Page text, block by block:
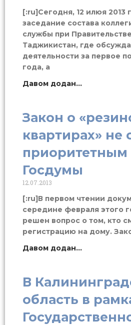
[:ru]Сегодня, 12 илюя 2013
заседание состава
службы при
Таджикистан, где
деятельности за первое
года, а
Давом додан...
Закон о
квартирах» не
приоритетным
Госдумы
12.07.2013
[:ru]В первом чтении
середине февраля этого
решен вопрос о том, кто
регистрацию на дому.
Давом додан...
В
область в